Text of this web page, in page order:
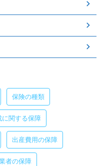
保険の種類
に関する保障
出産費用の保障
者の保障